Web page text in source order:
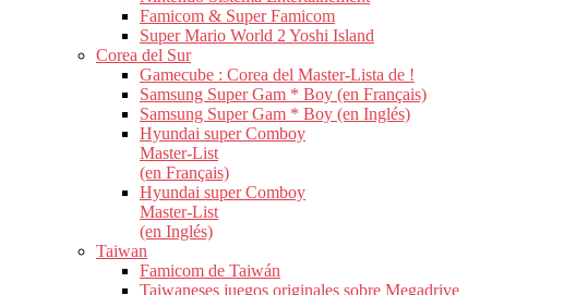
Famicom & Super Famicom
Super Mario World 2 Yoshi Island
Corea del Sur
Gamecube : Corea del Master-Lista de !
Samsung Super Gam * Boy (en Français)
Samsung Super Gam * Boy (en Inglés)
Hyundai super Comboy
Master-List
(en Français)
Hyundai super Comboy
Master-List
(en Inglés)
Taiwan
Famicom de Taiwán
Taiwaneses juegos originales sobre Megadrive